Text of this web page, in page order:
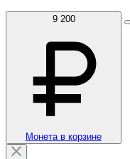
9 200
Монета в корзине